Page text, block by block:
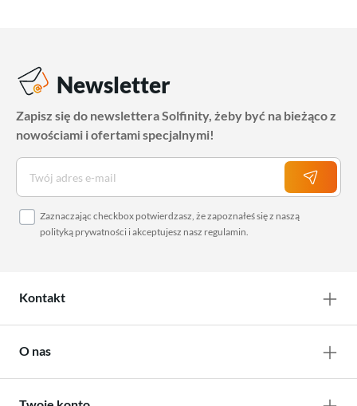
Newsletter
Zapisz się do newslettera Solfinity, żeby być na bieżąco z
nowościami i ofertami specjalnymi!
Zaznaczając checkbox potwierdzasz, że zapoznałeś się z naszą
polityką prywatności i akceptujesz nasz regulamin.
Kontakt
O nas